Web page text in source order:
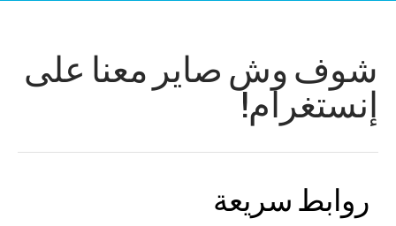
شوف وش صاير معنا على
إنستغرام!
روابط سريعة